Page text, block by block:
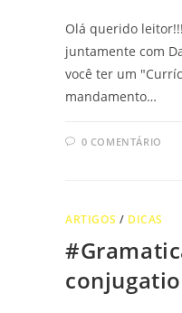
Olá querido
juntamente com
você ter um
mandamento…
0 COMENTÁRIO
ARTIGOS / DICAS